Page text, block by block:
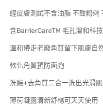
經皮膚測試不含油脂 不致粉
含BarrierCareTM 毛孔溫和科技
溫和帶走老廢角質留下肌膚自
軟化角質預防面皰
洗臉+去角質二合一洗出光滑肌
薄荷凝露清新舒暢可天天使用